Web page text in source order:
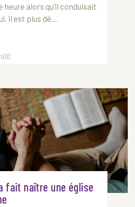
alors qu’il conduisait
il est plus dé...
fait naître une église